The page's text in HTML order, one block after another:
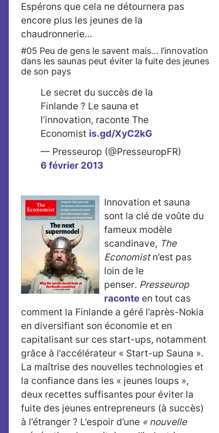
Espérons que cela ne détournera pas
encore plus les jeunes de la
chaudronnerie…
#05 Peu de gens le savent mais… l’innovation
dans les saunas peut éviter la fuite des jeunes
de son pays
Le secret du succès de la
Finlande ? Le sauna et
l’innovation, raconte The
Economist is.gd/XyC2kG
— Presseurop (@PresseuropFR)
6 février 2013
Innovation et sauna
sont la clé de voûte du
fameux modèle
scandinave, The
Economistn’est pas
loin de le
penser. Presseurop
raconte en tout cas
comment la Finlande a géré l’après-Nokia
en diversifiant son économie et en
capitalisant sur ces start-ups, notamment
grâce à l’accélérateur « Start-up Sauna ».
La maîtrise des nouvelles technologies et
la confiance dans les « jeunes loups »,
deux recettes suffisantes pour éviter la
fuite des jeunes entrepreneurs (à succès)
à l’étranger ? L’espoir d’une « nouvelle